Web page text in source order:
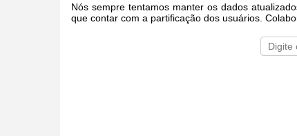
Nós sempre tentamos manter os dados
que contar com a partificação dos usuários.